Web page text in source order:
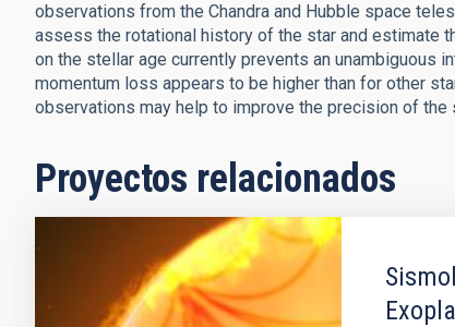
observations from the Chandra and Hubble space
assess the rotational history of the star and estimate
on the stellar age currently prevents an unambiguous
momentum loss appears to be higher than for other
observations may help to improve the precision of the
Proyectos relacionados